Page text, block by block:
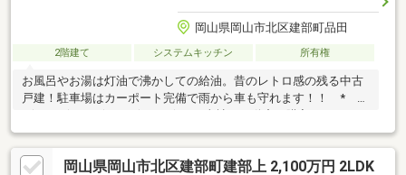
岡山県岡山市北区建部町品田
2階建て システムキッチン 所有権
お風呂やお湯は灯油で沸かしての給油。昔のレトロ感の残る中古
戸建！駐車場はカーポート完備で雨から車も守れます！！ *
*☆* *☆* *☆* *☆* *☆* *当社は不動産の購入からリノベ
ーションまでワンストップでサポートいたします。高い技術力と
デザイン力で失敗しないリフォームを実現。中古物件をリノベ・
リフォームで蘇らせます。物件購入費用とリノベ工事費用を一緒
岡山県岡山市北区建部町建部上 2,100万円 2LDK